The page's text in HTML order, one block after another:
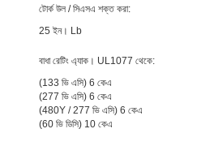
টোর্ক উল / সিএসএ শক্ত করা:
25 ইন। Lb
বাধা রেটিং এ্যাক। UL1077 থেকে:
(133 ভি এসি) 6 কেএ
(277 ভি এসি) 6 কেএ
(480Y / 277 ভি এসি) 6 কেএ
(60 ভি ডিসি) 10 কেএ